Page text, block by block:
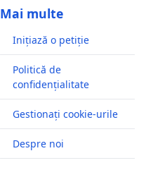
Mai multe
Inițiază o petiție
Politică de
confidențialitate
Gestionați cookie-urile
Despre noi